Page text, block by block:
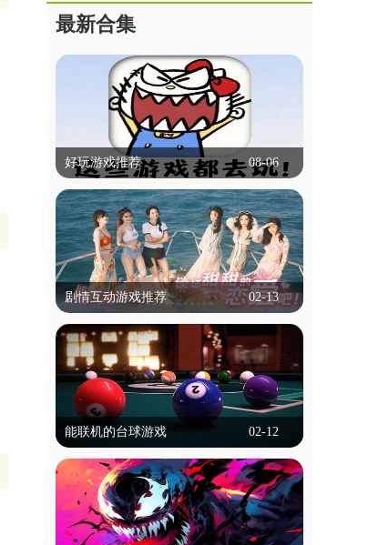
最新合集
好玩游戏推荐 08-06
好玩游戏推荐
什么游戏比较好玩,可以推荐吗？本专题
就帮大家解决这个困扰，专题里的游戏有
冒险类，动作类等等，都是不需要实名认
证就能玩的，为学生用户带来了便捷！
立即查看
剧情互动游戏推荐
02-13
剧情互动游戏推荐
剧情互动游戏是一种以叙事为核心的游戏
类型，玩家通过选择影响故事走向和结
局。这类游戏通常以丰富的剧情和角色发
展为特色，玩家的每个决定都可能改变情
节发展，带来不同的结局。游戏通过对话
体验多样的故事线和情感冲突。画面精
美，配音出色，强调沉浸感。玩家不仅能
享受互动乐趣，还能通过不同选择探索多
种可能性，体验复杂的人性和道德困境。
立即查看
能联机的台球游戏
02-12
能联机的台球游戏
能联机的台球游戏允许玩家通过网络与朋
友或全球玩家实时对战，这些游戏通常提
供单人模式、多人模式和在线比赛，玩家